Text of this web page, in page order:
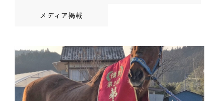
メディア掲載